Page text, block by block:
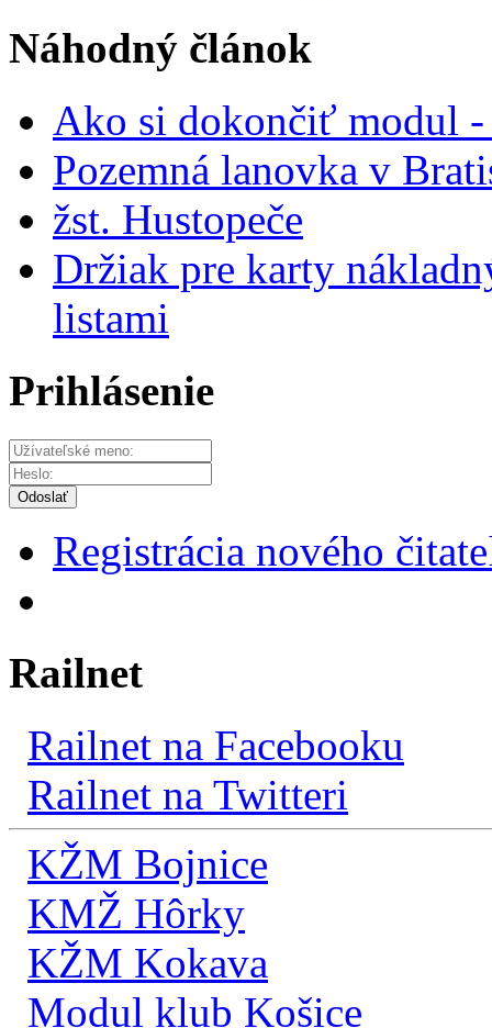
Náhodný článok
Ako si dokončiť modul
Pozemná lanovka v
žst. Hustopeče
Držiak pre karty
listami
Prihlásenie
Odoslať
Registrácia nového
Railnet
Railnet na Facebooku
Railnet na Twitteri
KŽM Bojnice
KMŽ Hôrky
KŽM Kokava
Modul klub Košice